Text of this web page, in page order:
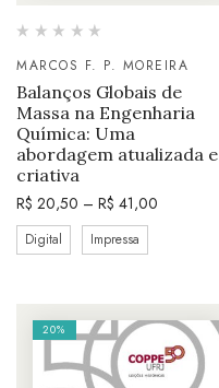
MARCOS F. P. MOREIRA
Balanços Globais de
Massa na Engenharia
Química: Uma
abordagem atualizada e
criativa
R$ 20,50 – R$ 41,00
Digital Impressa
20%